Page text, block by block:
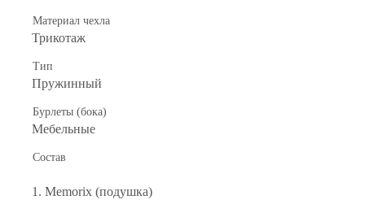
Материал чехла
Трикотаж
Тип
Пружинный
Бурлеты (бока)
Мебельные
Состав
1. Memorix (подушка)